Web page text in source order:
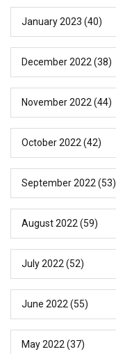
January 2023 (40)
December 2022 (38)
November 2022 (44)
October 2022 (42)
September 2022 (53)
August 2022 (59)
July 2022 (52)
June 2022 (55)
May 2022 (37)